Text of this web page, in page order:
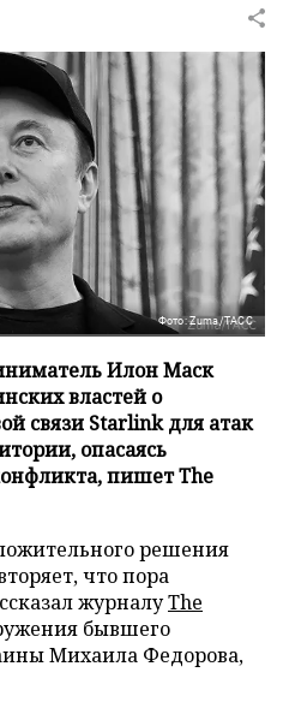
Фото: Zuma/ТАСС
Илон Маск
властей о
связи Starlink для атак
опасаясь
пишет The
решения
что пора
журналуThe
бывшего
Михаила Федорова,